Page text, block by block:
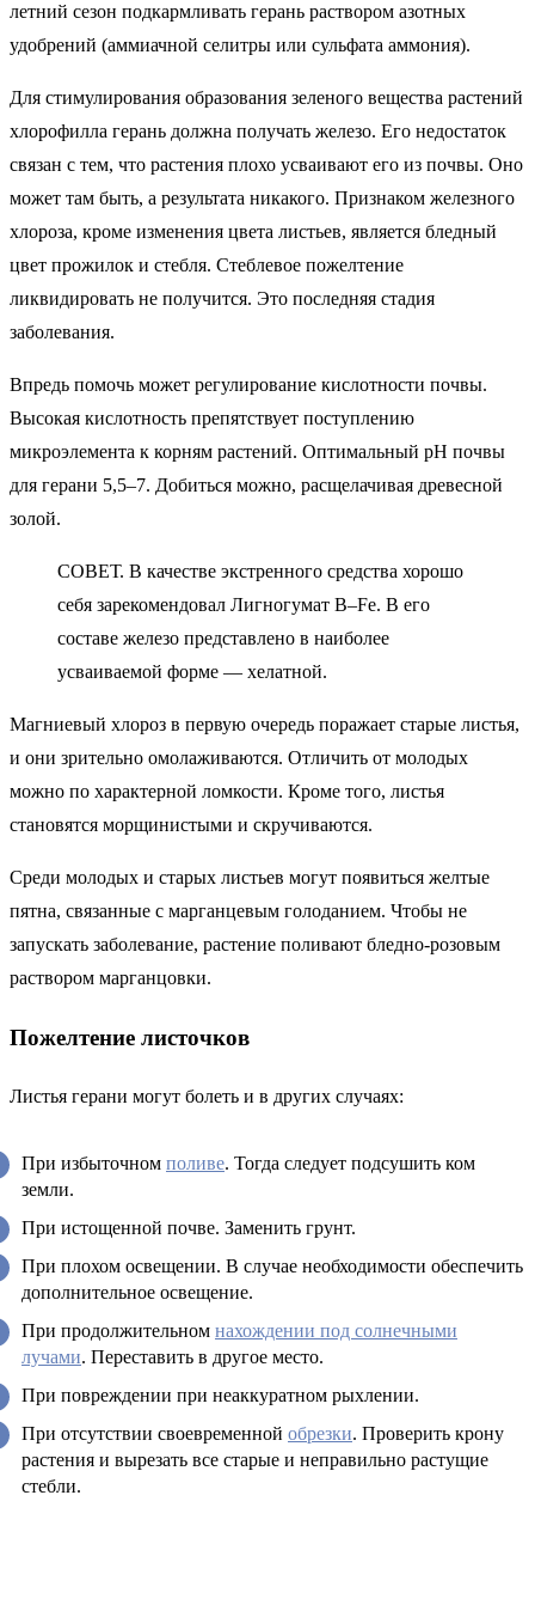
летний сезон подкармливать герань раствором азотных
удобрений (аммиачной селитры или сульфата аммония).
Для стимулирования образования зеленого вещества растений
хлорофилла герань должна получать железо. Его недостаток
связан с тем, что растения плохо усваивают его из почвы. Оно
может там быть, а результата никакого. Признаком железного
хлороза, кроме изменения цвета листьев, является бледный
цвет прожилок и стебля. Стеблевое пожелтение
ликвидировать не получится. Это последняя стадия
заболевания.
Впредь помочь может регулирование кислотности почвы.
Высокая кислотность препятствует поступлению
микроэлемента к корням растений. Оптимальный pH почвы
для герани 5,5–7. Добиться можно, расщелачивая древесной
золой.
СОВЕТ. В качестве экстренного средства хорошо
себя зарекомендовал Лигногумат В–Fe. В его
составе железо представлено в наиболее
усваиваемой форме — хелатной.
Магниевый хлороз в первую очередь поражает старые листья,
и они зрительно омолаживаются. Отличить от молодых
можно по характерной ломкости. Кроме того, листья
становятся морщинистыми и скручиваются.
Среди молодых и старых листьев могут появиться желтые
пятна, связанные с марганцевым голоданием. Чтобы не
запускать заболевание, растение поливают бледно-розовым
раствором марганцовки.
Пожелтение листочков
Листья герани могут болеть и в других случаях:
При избыточном поливе. Тогда следует подсушить ком
земли.
При истощенной почве. Заменить грунт.
При плохом освещении. В случае необходимости обеспечить
дополнительное освещение.
При продолжительном нахождении под солнечными
лучами. Переставить в другое место.
При повреждении при неаккуратном рыхлении.
При отсутствии своевременной обрезки. Проверить крону
растения и вырезать все старые и неправильно растущие
стебли.